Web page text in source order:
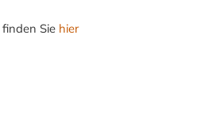
Sie hier